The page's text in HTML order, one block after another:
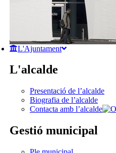
L'Ajuntament
L'alcalde
Presentació de l’alcalde
Biografia de l’alcalde
Contacta amb l’alcalde
Gestió municipal